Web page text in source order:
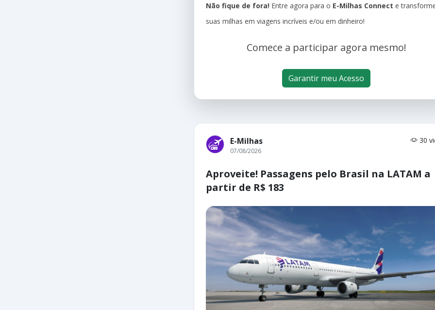
Não fique de fora! Entre agora para o E-Milhas Connect e
suas milhas em viagens incríveis e/ou em dinheiro!
Comece a participar agora mesmo!
Garantir meu Acesso
E-Milhas 30
07/08/2026
Aproveite! Passagens pelo Brasil na LATAM a
partir de R$ 183